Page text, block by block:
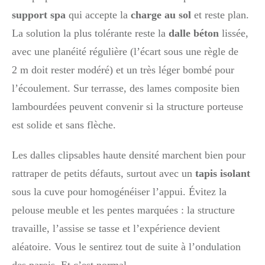
support spa qui accepte la charge au sol et reste plan.
La solution la plus tolérante reste la dalle béton lissée,
avec une planéité régulière (l’écart sous une règle de
2 m doit rester modéré) et un très léger bombé pour
l’écoulement. Sur terrasse, des lames composite bien
lambourdées peuvent convenir si la structure porteuse
est solide et sans flèche.
Les dalles clipsables haute densité marchent bien pour
rattraper de petits défauts, surtout avec un tapis isolant
sous la cuve pour homogénéiser l’appui. Évitez la
pelouse meuble et les pentes marquées : la structure
travaille, l’assise se tasse et l’expérience devient
aléatoire. Vous le sentirez tout de suite à l’ondulation